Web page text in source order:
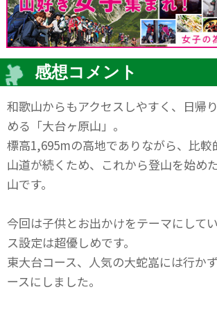
感想コメント
和歌山からもアクセスしやすく、日帰
める「大台ヶ原山」。
標高1,695mの高地でありながら、比較
山道が続くため、これから登山を始め
山です。
今回は子供とお出かけをテーマにして
ス設定は超優しめです。
東大台コース、人気の大蛇嵓には行か
ースにしました。